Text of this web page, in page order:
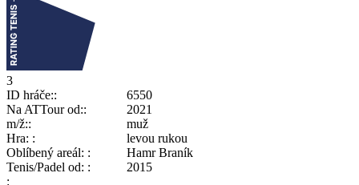
3
ID hráče:
6550
Na ATTour od:
2021
m/ž:
muž
Hra:
levou rukou
Oblíbený areál:
Hamr Braník
Tenis/Padel od:
2015